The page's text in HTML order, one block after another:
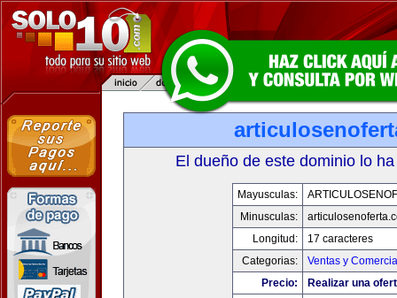
El dueño de este dominio lo
Mayusculas:
Minusculas:
Longitud:
17 caracteres
Categorias:
Ventas y
Precio:
Realizar una